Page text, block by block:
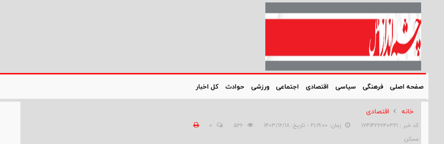
صفحه اصلی فرهنگی سیاسی اقتصادی اجتماعی ورزشی حوادث کل اخبار
خانه اقتصادی
کد خبر : 1741426640321 زمان: ۲۱:۱۹:۰۰ - تاریخ: ۱۴۰۳/۱۲/۱۸
0
مسکن